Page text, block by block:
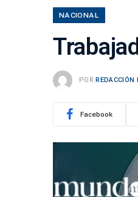
NACIONAL
POR
Facebook